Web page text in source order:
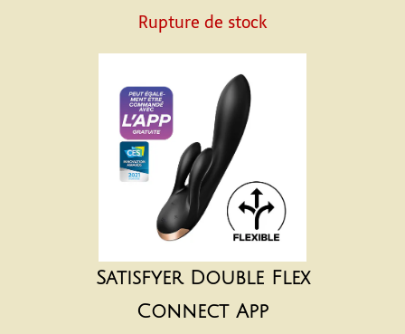
Rupture de stock
Satisfyer Double Flex
Connect App